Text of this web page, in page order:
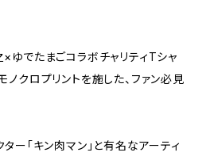
ゆでたまごコラボチャリティTシャ
ノクロプリントを施した、ファン必見
ー「キン肉マン」と有名なアーティ